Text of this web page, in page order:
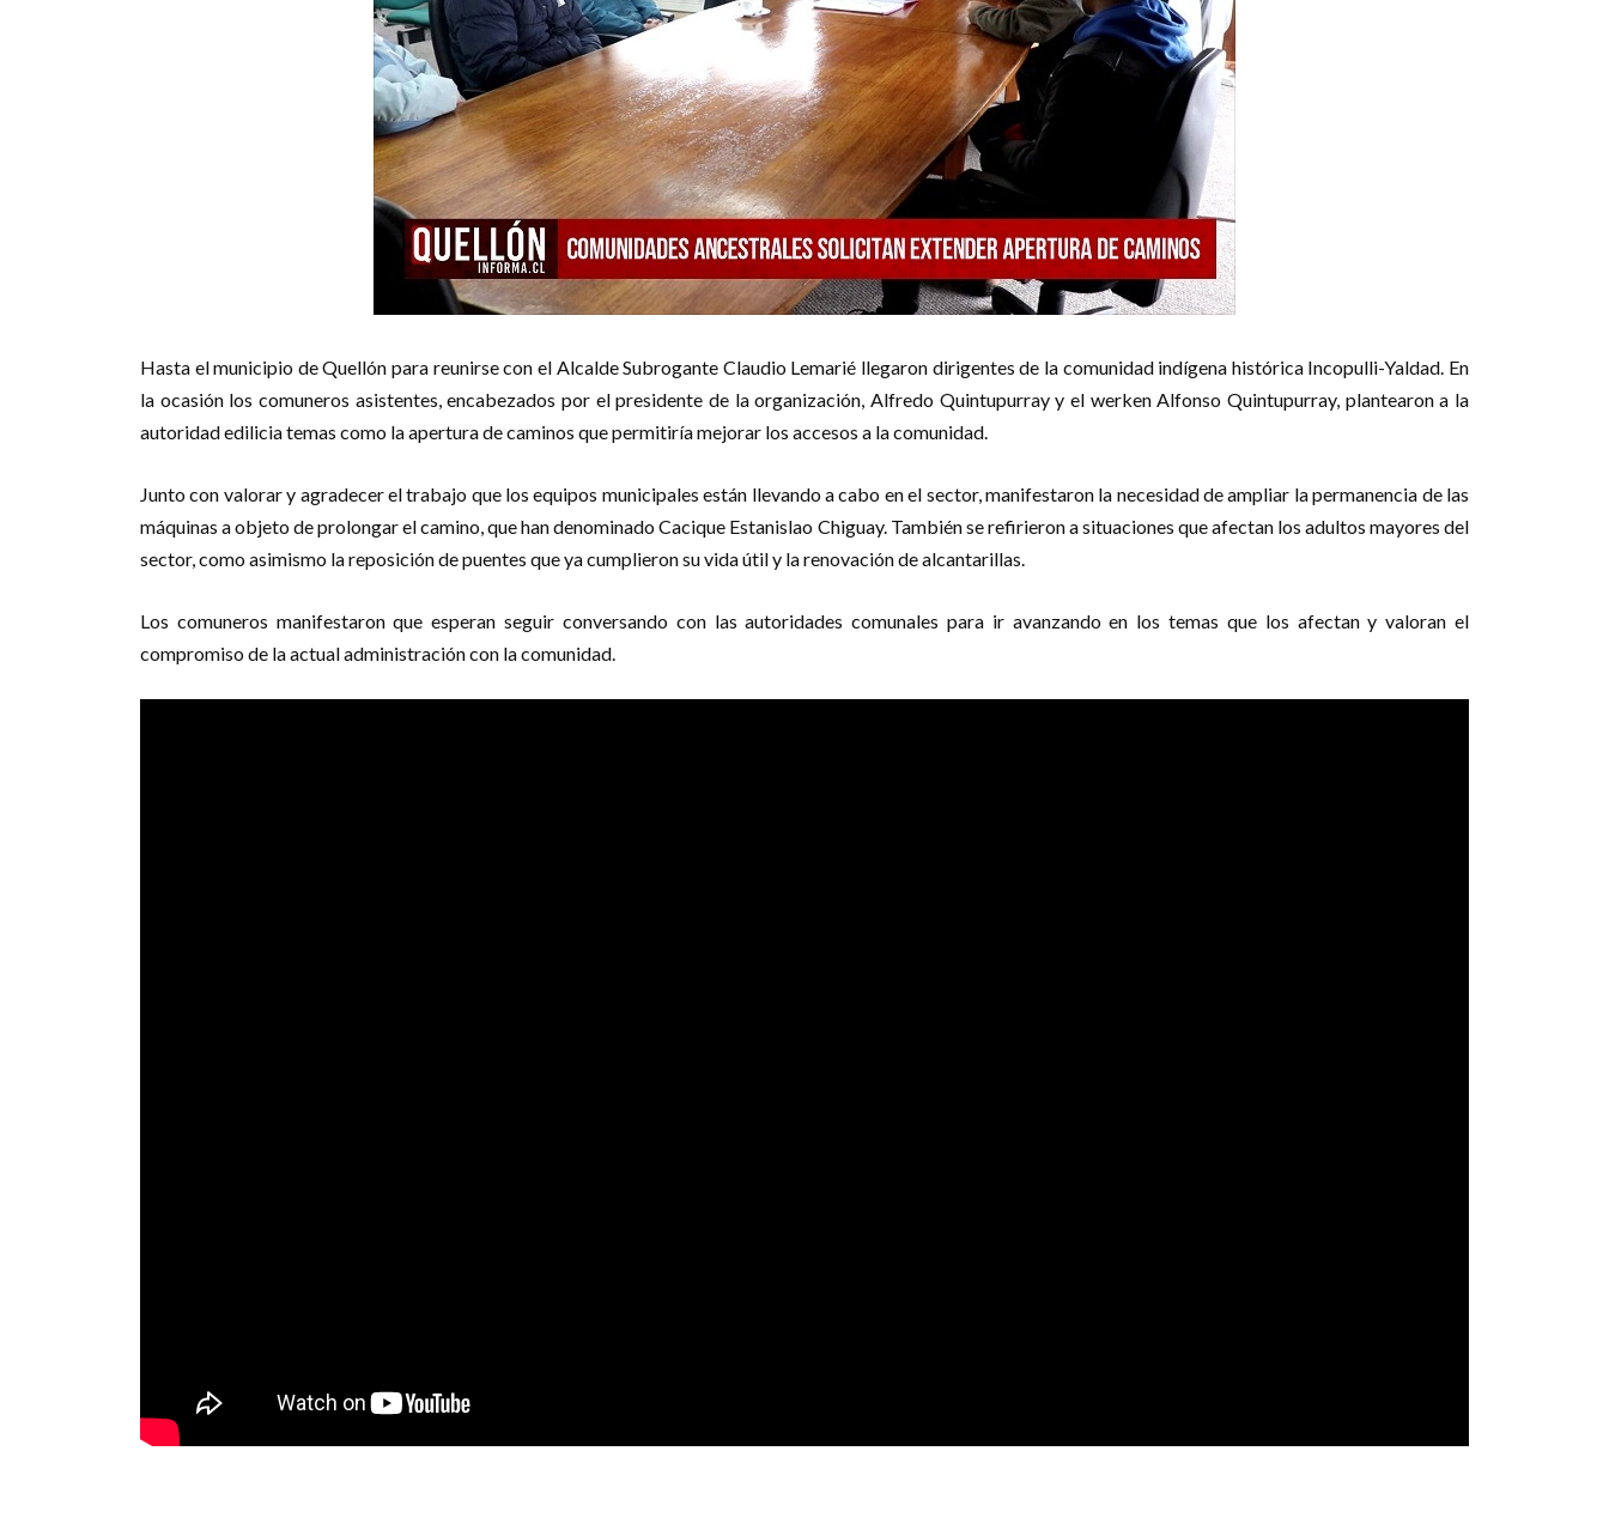
Hasta el municipio de Quellón para reunirse con el Alcalde Subrogante Claudio Lemarié llegaron dirigentes de la comunidad indígena histórica Incopulli-Yaldad. En
la ocasión los comuneros asistentes, encabezados por el presidente de la organización, Alfredo Quintupurray y el werken Alfonso Quintupurray, plantearon a la
autoridad edilicia temas como la apertura de caminos que permitiría mejorar los accesos a la comunidad.
Junto con valorar y agradecer el trabajo que los equipos municipales están llevando a cabo en el sector, manifestaron la necesidad de ampliar la permanencia de las
máquinas a objeto de prolongar el camino, que han denominado Cacique Estanislao Chiguay. También se refirieron a situaciones que afectan los adultos mayores del
sector, como asimismo la reposición de puentes que ya cumplieron su vida útil y la renovación de alcantarillas.
Los comuneros manifestaron que esperan seguir conversando con las autoridades comunales para ir avanzando en los temas que los afectan y valoran el
compromiso de la actual administración con la comunidad.